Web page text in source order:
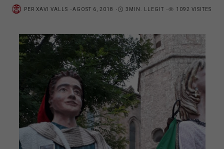
PER XAVI VALLS AGOST 6, 2018 3MIN. LLEGIT 1092 VISITES